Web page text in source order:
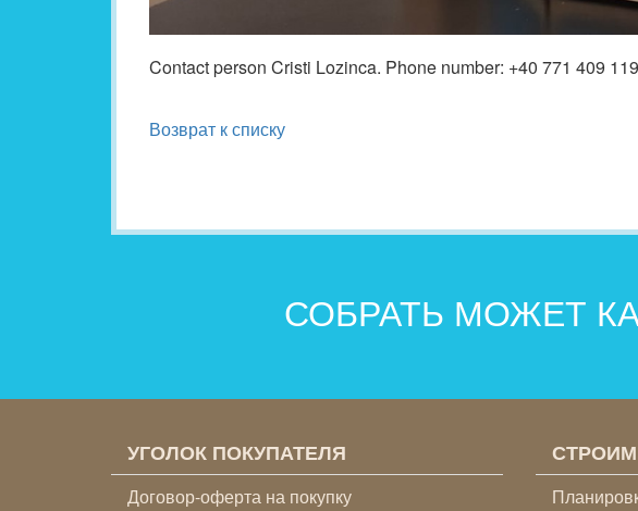
Contact person Cristi Lozinca. Phone number: +40 771 409
Возврат к списку
СОБРАТЬ МОЖЕТ
УГОЛОК ПОКУПАТЕЛЯ
Договор-оферта на покупку